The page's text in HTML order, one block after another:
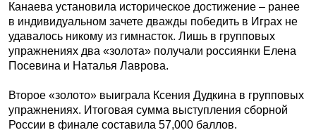
Канаева установила историческое достижение – ранее
в индивидуальном зачете дважды победить в Играх не
удавалось никому из гимнасток. Лишь в групповых
упражнениях два «золота» получали россиянки Елена
Посевина и Наталья Лаврова.
Второе «золото» выиграла Ксения Дудкина в групповых
упражнениях. Итоговая сумма выступления сборной
России в финале составила 57,000 баллов.